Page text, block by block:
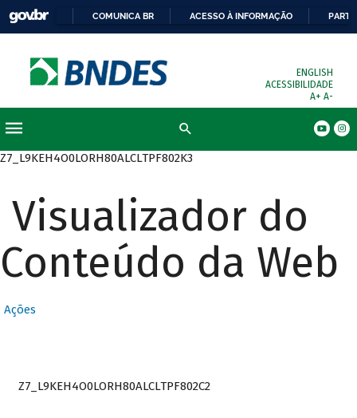
COMUNICA BR ACESSO À INFORMAÇÃO
ENGLISH
ACESSIBILIDADE
A+ A-
Z7_L9KEH4O0LORH80ALCLTPF802K3
Visualizador do
Conteúdo da Web
Ações
Z7_L9KEH4O0LORH80ALCLTPF802C2